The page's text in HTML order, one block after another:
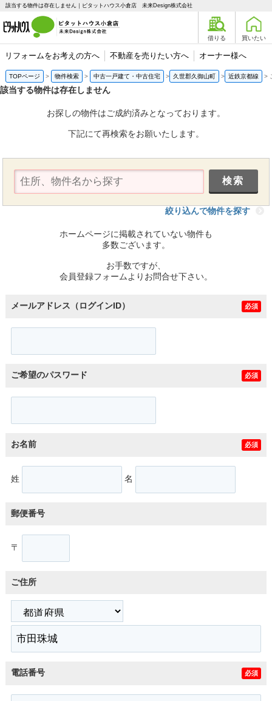
該当する物件は存在しません｜ピタットハウス小倉店 未来Design株式会社
借りる 買いたい
リフォームをお考えの方へ 不動産を売りたい方へ オーナー様へ
TOPページ 物件検索 中古一戸建て・中古住宅 久世郡久御山町 近鉄京都線
該当する物件は存在しません
お探しの物件はご成約済みとなっております。
下記にて再検索をお願いたします。
絞り込んで物件を探す
ホームページに掲載されていない物件も
多数ございます。
お手数ですが、
会員登録フォームよりお問合せ下さい。
メールアドレス（ログインID） 必須
ご希望のパスワード 必須
お名前 必須
姓 名
郵便番号
〒
ご住所
電話番号 必須